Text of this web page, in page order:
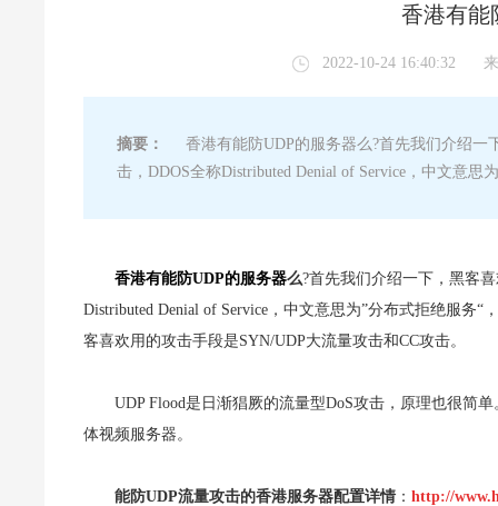
香港有能
2022-10-24 16:40:32
摘要：
香港有能防UDP的服务器么?首先我们介绍一
击，DDOS全称Distributed Denial of Service，中文意
香港有能防UDP的服务器么?首先我们介绍一下，黑客
Distributed Denial of Service，中文意思为”分布式拒绝服务
客喜欢用的攻击手段是SYN/UDP大流量攻击和CC攻击。
UDP Flood是日渐猖厥的流量型DoS攻击，原理也很简
体视频服务器。
能防UDP流量攻击的香港服务器配置详情 ： http://